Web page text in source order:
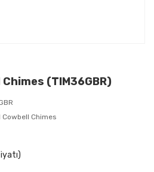
(TIM36GBR)
Cowbell Chimes